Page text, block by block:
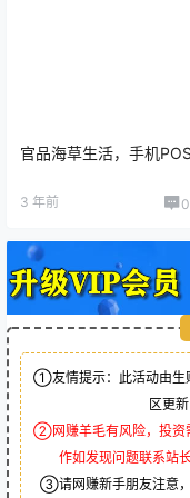
官品海草生活，手机
3 年前 0
①友情提示：此活动由生
区更
②网赚羊毛有风险，投资
作如发现问题联系站
③请网赚新手朋友注意，